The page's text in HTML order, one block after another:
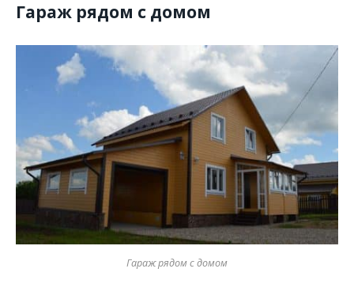
Гараж рядом с домом
Гараж рядом с домом